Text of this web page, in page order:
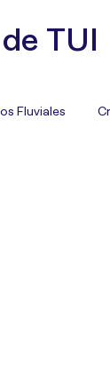
TUI
Fluviales